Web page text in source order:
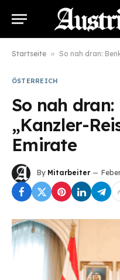
Startseite » So nah dran:
ÖSTERREICH
So nah dran:
„Kanzler-
Emirate
By Mitarbeiter